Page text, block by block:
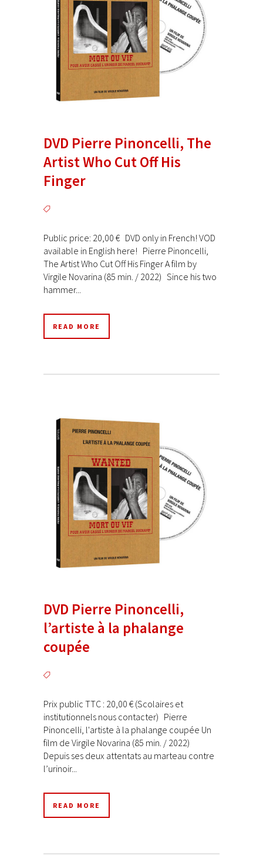
DVD Pierre Pinoncelli, The
Artist Who Cut Off His
Finger
Public price: 20,00 € DVD only in French! VOD
available in English here! Pierre Pinoncelli,
The Artist Who Cut Off His Finger A film by
Virgile Novarina (85 min. / 2022) Since his two
hammer...
READ MORE
DVD Pierre Pinoncelli,
l’artiste à la phalange
coupée
Prix public TTC : 20,00 € (Scolaires et
institutionnels nous contacter) Pierre
Pinoncelli, l'artiste à la phalange coupée Un
film de Virgile Novarina (85 min. / 2022)
Depuis ses deux attentats au marteau contre
l’urinoir...
READ MORE